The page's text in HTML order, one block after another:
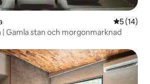
5 av 5 i
5 (14)
| Gamla stan och morgonmarknad